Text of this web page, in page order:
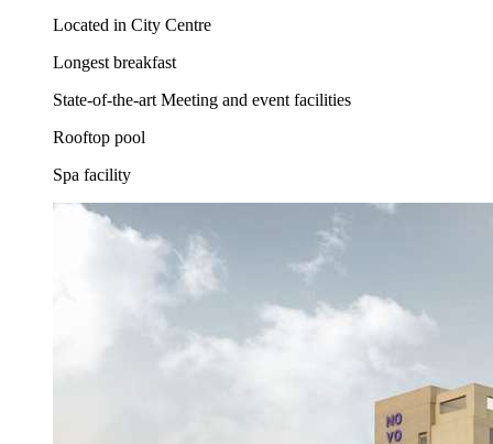
Located in City Centre
Longest breakfast
State-of-the-art Meeting and event facilities
Rooftop pool
Spa facility